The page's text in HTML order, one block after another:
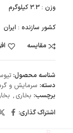
وزن : 3.3 کیلوگرم
کشور سازنده : ایران
مقایسه
شناسه محصول:
دسته: سرمایش و
برچسب: بخاری ,
اشتراک گذاری: